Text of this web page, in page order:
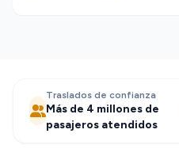
Traslados de confianza
Más de 4 millones de
pasajeros atendidos